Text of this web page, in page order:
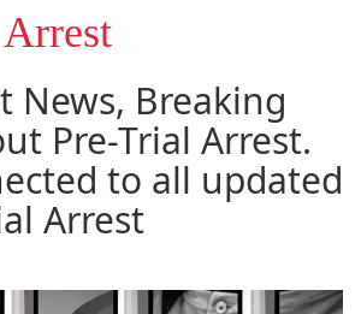
News, Breaking
Pre-Trial Arrest.
to all updated
Arrest